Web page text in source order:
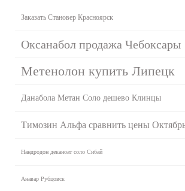
Заказать Становер Красноярск
Оксанабол продажа Чебоксары
Метенолон купить Липецк
Данабола Метан Соло дешево Клинцы
Tимозин Альфа сравнить цены
Нандродон деканоат соло Сибай
Анавар Рубцовск